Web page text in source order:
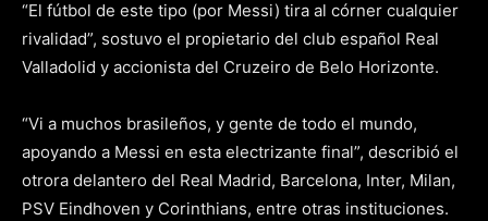
“El fútbol de este tipo (por Messi) tira al córner cualquier
rivalidad”, sostuvo el propietario del club español Real
Valladolid y accionista del Cruzeiro de Belo Horizonte.
“Vi a muchos brasileños, y gente de todo el mundo,
apoyando a Messi en esta electrizante final”, describió el
otrora delantero del Real Madrid, Barcelona, Inter, Milan,
PSV Eindhoven y Corinthians, entre otras instituciones.